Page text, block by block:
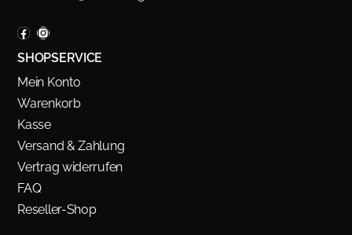
SHOPSERVICE
Mein Konto
Warenkorb
Kasse
Versand & Zahlung
Vertrag widerrufen
FAQ
Reseller-Shop